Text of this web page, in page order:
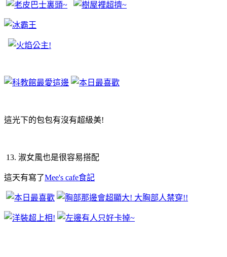
這光下的包包有沒有超級美!
13. 淑女風也是很容易搭配
這天有寫了Mee's cafe食記